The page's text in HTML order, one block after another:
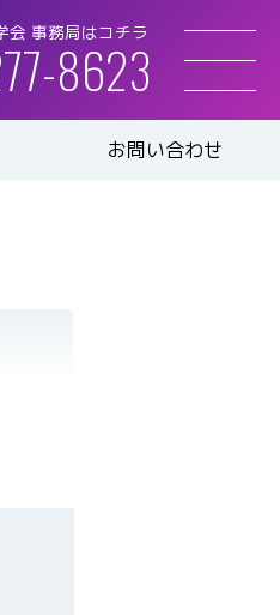
会 事務局はコチラ
8623
お問い合わせ